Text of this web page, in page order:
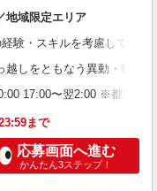
地域限定エリア
験・スキルを考慮して給
越しをともなう異動・転勤
17:00〜翌2:00 ※都市部
まで
応募画面へ進む
かんたん3ステップ！